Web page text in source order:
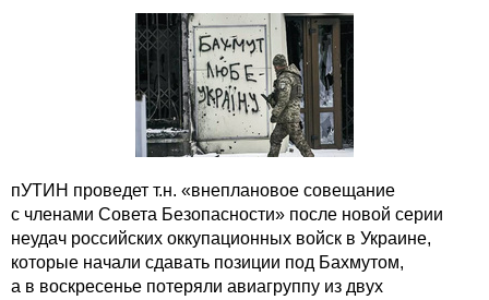
пУТИН проведет т.н. «внеплановое совещание
с членами Совета Безопасности» после новой серии
неудач российских оккупационных войск в Украине,
которые начали сдавать позиции под Бахмутом,
а в воскресенье потеряли авиагруппу из двух